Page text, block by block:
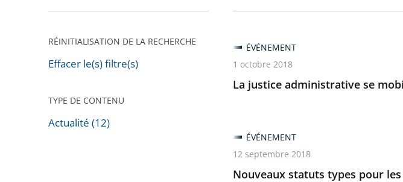
pour
après
RÉINITIALISATION DE LA RECHERCHE
Effacer le(s) filtre(s)
TYPE DE CONTENU
Actualité (12)
La justice administrative se
ÉVÉNEMENT
1 octobre 2018
Nouveaux statuts types pour
ÉVÉNEMENT
12 septembre 2018